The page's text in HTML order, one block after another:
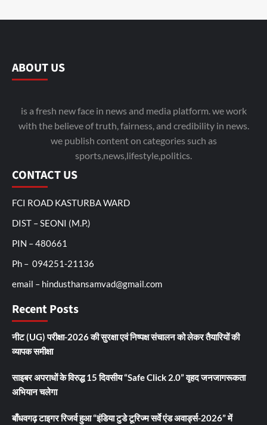
ABOUT US
is a fresh new face in news and media platform. we work
with the believe of truth, fairness, and credibility in news.
we publish content on categories such as
sports,news,lifestyle,politics.
CONTACT US
FCI ROAD KASTURBA WARD
DIST – SEONI (M.P.)
PIN – 480661
Ph – 094251-21136
email – hindusthansamvad@gmail.com
Recent Posts
नीट (UG) परीक्षा-2026 की सुरक्षा एवं निष्पक्ष संचालन को लेकर तैयारियों की
व्यापक समीक्षा
साइबर अपराधों के विरुद्ध 15 दिवसीय “Safe Click 2.0” वृहद जनजागरूकता
अभियान चलेगा
बाँधवगढ़ टाइगर रिजर्व हुआ “इंडिया टुडे टूरिज्म सर्वे एंड अवार्ड्स-2026” में